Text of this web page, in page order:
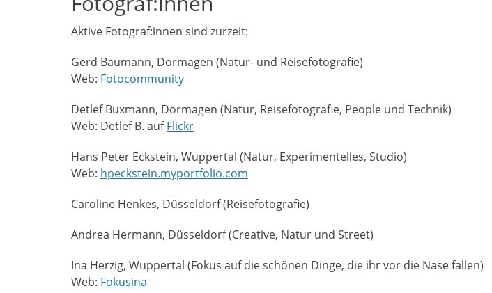
Aktive Fotograf:innen sind zurzeit:
Gerd Baumann, Dormagen (Natur- und Reisefotografie)
Web: Fotocommunity
Detlef Buxmann, Dormagen (Natur, Reisefotografie, People und Technik)
Web: Detlef B. aufFlickr
Hans Peter Eckstein, Wuppertal (Natur, Experimentelles, Studio)
Web: hpeckstein.myportfolio.com
Caroline Henkes, Düsseldorf (Reisefotografie)
Andrea Hermann, Düsseldorf (Creative, Natur und Street)
Ina Herzig, Wuppertal (Fokus auf die schönen Dinge, die ihr vor die Nase fallen)
Web: Fokusina